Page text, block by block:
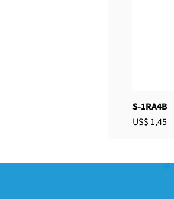
S-1RA4B
Preço
US$ 1,45